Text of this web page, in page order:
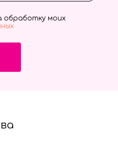
обработку моих